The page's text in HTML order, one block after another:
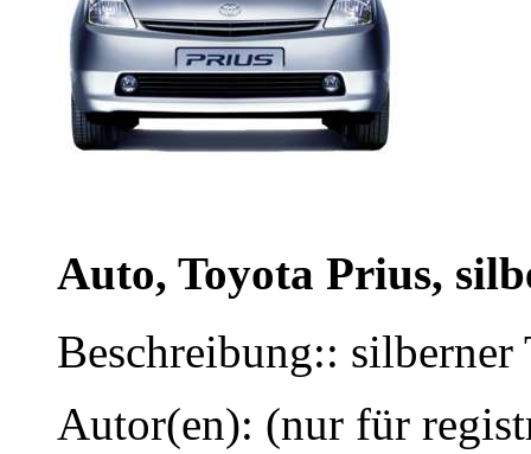
Auto, Toyota Prius,
Beschreibung::
Autor(en): (nur für